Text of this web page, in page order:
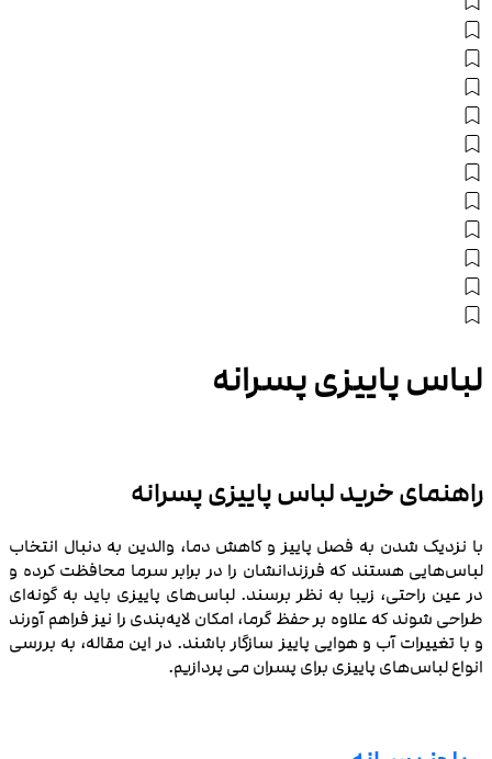
لباس پاییزی پسرانه
راهنمای خرید لباس پاییزی پسرانه
با نزدیک شدن به فصل پاییز و کاهش دما، والدین به دنبال انتخاب
لباس‌هایی هستند که فرزندانشان را در برابر سرما محافظت کرده و
در عین راحتی، زیبا به نظر برسند. لباس‌های پاییزی باید به گونه‌ای
طراحی شوند که علاوه بر حفظ گرما، امکان لایه‌بندی را نیز فراهم آورند
و با تغییرات آب و هوایی پاییز سازگار باشند. در این مقاله، به بررسی
انواع لباس‌های پاییزی برای پسران می پردازیم.